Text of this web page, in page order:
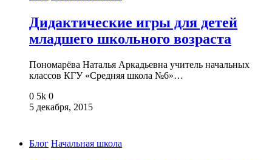
Дидактические игры для детей
младшего школьного возраста
Пономарёва Наталья Аркадьевна учитель начальных
классов КГУ «Средняя школа №6»…
0 5k 0
5 декабря, 2015
Блог Начальная школа